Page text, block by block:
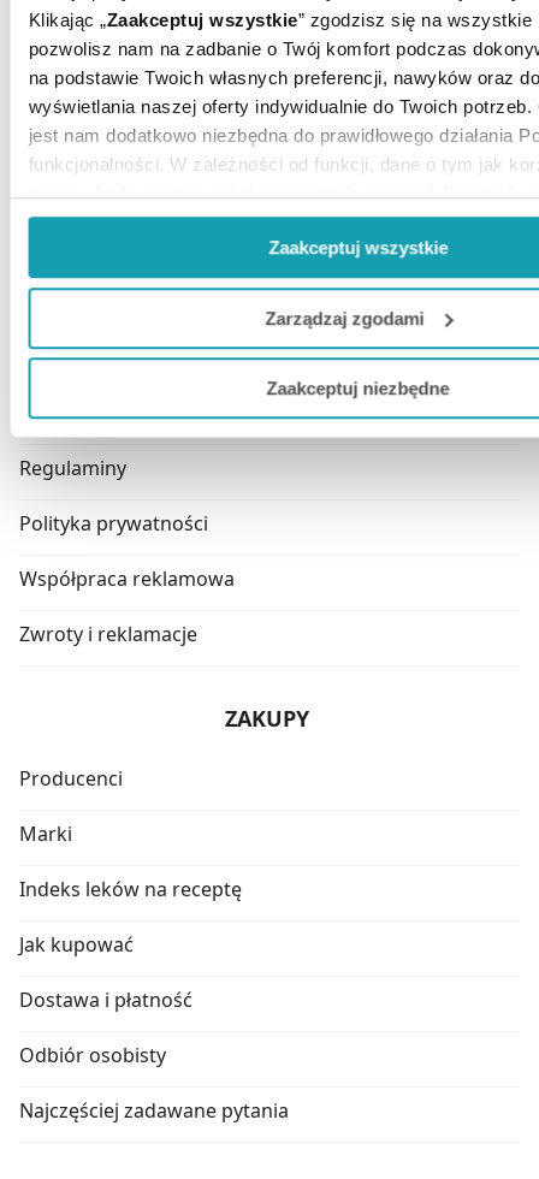
Klikając „Zaakceptuj wszystkie” zgodzisz się na wszystkie
pozwolisz nam na zadbanie o Twój komfort podczas
na podstawie Twoich własnych preferencji, nawyków oraz
wyświetlania naszej oferty indywidualnie do Twoich
jest nam dodatkowo niezbędna do prawidłowego działania
funkcjonalności. W zależności od funkcji, dane o tym jak
witryny będą również przekazywane do naszych Partnerów
analitycznych.
Jeżeli chcesz dostosować swoją zgodę i wybrać tylko
funkcje, z którymi wiąże się zbieranie danych o Twojej
Zaakceptuj niezbędne”, co
nie wyrażasz zgody na pozyskiwanie od Ciebie danych,
dostępu do wszystkich funkcjonalności Strony.
Zaakceptuj wszystkie
Zarządzaj zgodami
Zaakceptuj niezbędne
41-409 Mysłowice
NIP: 6462972261
REGON: 380854970
Na podstawie 3361 z całego okresu
INFORMACJE
O nas
Kontakt
Regulaminy
Polityka prywatności
Współpraca reklamowa
Zwroty i reklamacje
ZAKUPY
Producenci
Marki
Indeks leków na receptę
Jak kupować
Dostawa i płatność
Odbiór osobisty
Najczęściej zadawane pytania